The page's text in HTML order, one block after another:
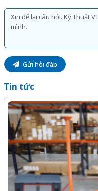
Gửi hỏi đáp
Tin tức